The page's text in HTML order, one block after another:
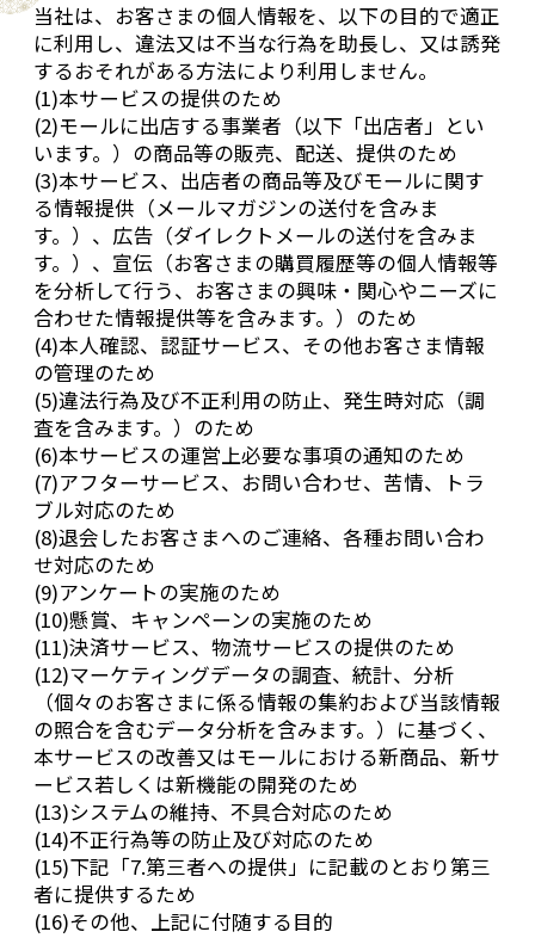
当社は、お客さまの個人情報を、以下の目的で適正
に利用し、違法又は不当な行為を助長し、又は誘発
するおそれがある方法により利用しません。
(1)本サービスの提供のため
(2)モールに出店する事業者（以下「出店者」とい
います。）の商品等の販売、配送、提供のため
(3)本サービス、出店者の商品等及びモールに関す
る情報提供（メールマガジンの送付を含みま
す。）、広告（ダイレクトメールの送付を含みま
す。）、宣伝（お客さまの購買履歴等の個人情報等
を分析して行う、お客さまの興味・関心やニーズに
合わせた情報提供等を含みます。）のため
(4)本人確認、認証サービス、その他お客さま情報
の管理のため
(5)違法行為及び不正利用の防止、発生時対応（調
査を含みます。）のため
(6)本サービスの運営上必要な事項の通知のため
(7)アフターサービス、お問い合わせ、苦情、トラ
ブル対応のため
(8)退会したお客さまへのご連絡、各種お問い合わ
せ対応のため
(9)アンケートの実施のため
(10)懸賞、キャンペーンの実施のため
(11)決済サービス、物流サービスの提供のため
(12)マーケティングデータの調査、統計、分析
（個々のお客さまに係る情報の集約および当該情報
の照合を含むデータ分析を含みます。）に基づく、
本サービスの改善又はモールにおける新商品、新サ
ービス若しくは新機能の開発のため
(13)システムの維持、不具合対応のため
(14)不正行為等の防止及び対応のため
(15)下記「7.第三者への提供」に記載のとおり第三
者に提供するため
(16)その他、上記に付随する目的